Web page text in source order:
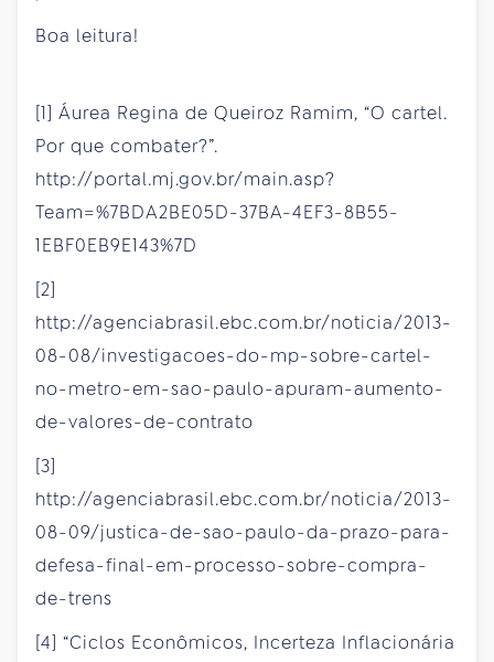
Boa leitura!
[1] Áurea Regina de Queiroz Ramim, “O cartel.
Por que combater?”.
http://portal.mj.gov.br/main.asp?
Team=%7BDA2BE05D-37BA-4EF3-8B55-
1EBF0EB9E143%7D
[2]
http://agenciabrasil.ebc.com.br/noticia/2013-
08-08/investigacoes-do-mp-sobre-cartel-
no-metro-em-sao-paulo-apuram-aumento-
de-valores-de-contrato
[3]
http://agenciabrasil.ebc.com.br/noticia/2013-
08-09/justica-de-sao-paulo-da-prazo-para-
defesa-final-em-processo-sobre-compra-
de-trens
[4] “Ciclos Econômicos, Incerteza Inflacionária